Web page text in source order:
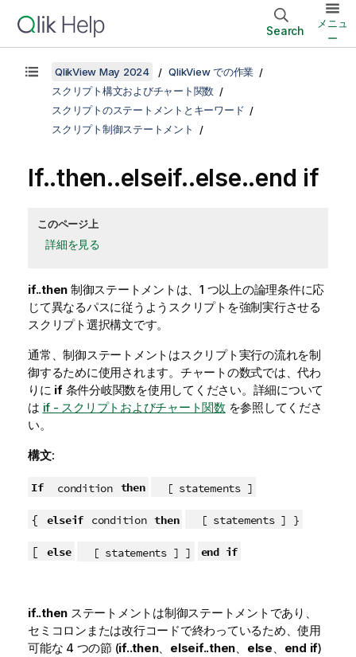
Search
メニュ
ー
QlikView May 2024
QlikView での作業
スクリプト構文およびチャート関数
スクリプトのステートメントとキーワード
スクリプト制御ステートメント
If..then..elseif..else..end if
このページ上
詳細を見る
if..then 制御ステートメントは、1 つ以上の論理条件に応
じて異なるパスに従うようスクリプトを強制実行させる
スクリプト選択構文です。
通常、制御ステートメントはスクリプト実行の流れを制
御するために使用されます。チャートの数式では、代わ
りに if条件分岐関数を使用してください。 詳細について
は if - スクリプトおよびチャート関数 を参照してくださ
い。
構文:
If condition then [ statements ]
{ elseif condition then [ statements ] }
[ else [ statements ] ] end if
if..then ステートメントは制御ステートメントであり、
セミコロンまたは改行コードで終わっているため、使用
可能な 4 つの節 (if..then、 elseif..then、 else、 end if)